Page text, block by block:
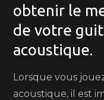
obtenir le
de votre
acoustique.
Lorsque vous
acoustique, il est